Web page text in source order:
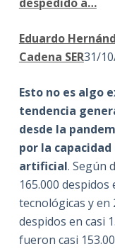
Eduardo
Cadena SER31/
Esto no es algo
tendencia
desde la
por la
artificial. Según
165.000 despidos
tecnológicas y en
despidos en casi
fueron casi